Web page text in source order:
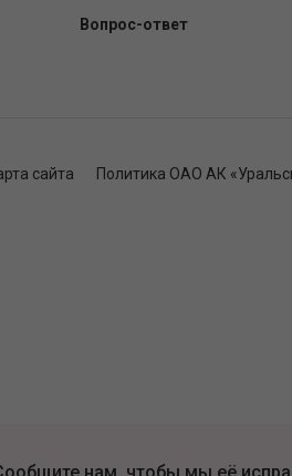
Вопрос-ответ
сайта Политика ОАО АК